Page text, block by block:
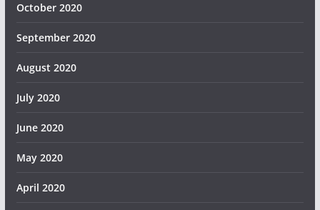
October 2020
September 2020
August 2020
July 2020
June 2020
May 2020
April 2020